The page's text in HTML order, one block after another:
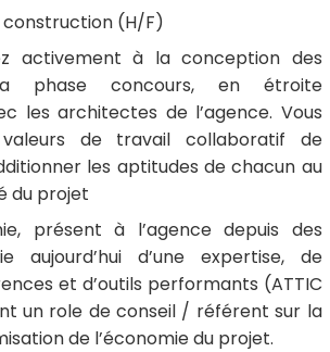
construction (H/F)
activement à la conception des
phase concours, en étroite
les architectes de l’agence. Vous
de travail collaboratif de
les aptitudes de chacun au
du projet
présent à l’agence depuis des
aujourd’hui d’une expertise, de
et d’outils performants (ATTIC
un role de conseil / référent sur la
de l’économie du projet.